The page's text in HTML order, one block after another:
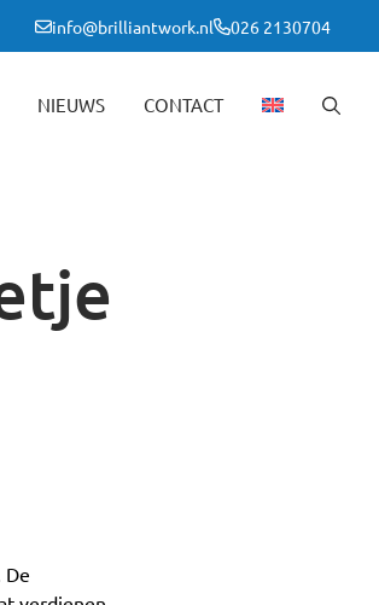
info@brilliantwork.nl 026 2130704
NIEUWS CONTACT